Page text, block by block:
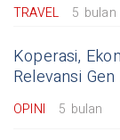
TRAVEL 5 bulan
Koperasi,
Relevansi
OPINI 5 bulan